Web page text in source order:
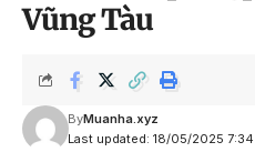
Vũng Tàu
Last updated: 18/05/2025 7:34
ByMuanha.xyz